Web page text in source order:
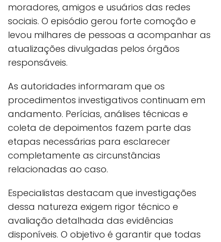
moradores, amigos e usuários das redes
sociais. O episódio gerou forte comoção e
levou milhares de pessoas a acompanhar as
atualizações divulgadas pelos órgãos
responsáveis.
As autoridades informaram que os
procedimentos investigativos continuam em
andamento. Perícias, análises técnicas e
coleta de depoimentos fazem parte das
etapas necessárias para esclarecer
completamente as circunstâncias
relacionadas ao caso.
Especialistas destacam que investigações
dessa natureza exigem rigor técnico e
avaliação detalhada das evidências
disponíveis. O objetivo é garantir que todas